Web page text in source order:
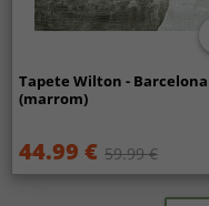
Tapete Wilton - Barcelona
(marrom)
44.99 € 59.99 €